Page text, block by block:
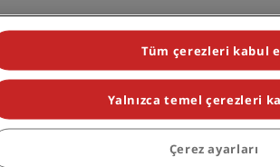
Radisson Individuals, Park Plaza, Park Inn,
Tüm çerezleri kabul
Yalnızca temel çerezleri
Çerez ayarları